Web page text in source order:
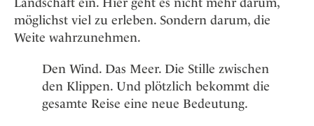
möglichst viel zu erleben. Sondern darum, die
Weite wahrzunehmen.
Den Wind. Das Meer. Die Stille zwischen
den Klippen. Und plötzlich bekommt die
gesamte Reise eine neue Bedeutung.